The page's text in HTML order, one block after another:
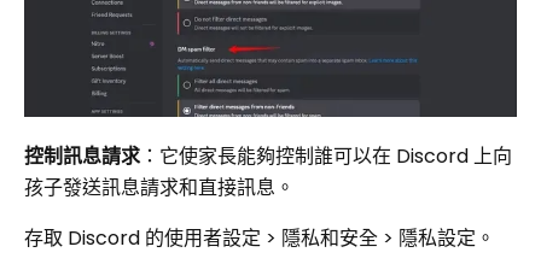
控制訊息請求：它使家長能夠控制誰可以在 Discord 上向
孩子發送訊息請求和直接訊息。
存取 Discord 的使用者設定 > 隱私和安全 > 隱私設定。